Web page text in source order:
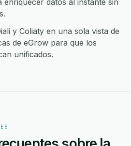
enriquecer datos al instante sin
y Coliaty en una sola vista de
de eGrow para que los
unificados.